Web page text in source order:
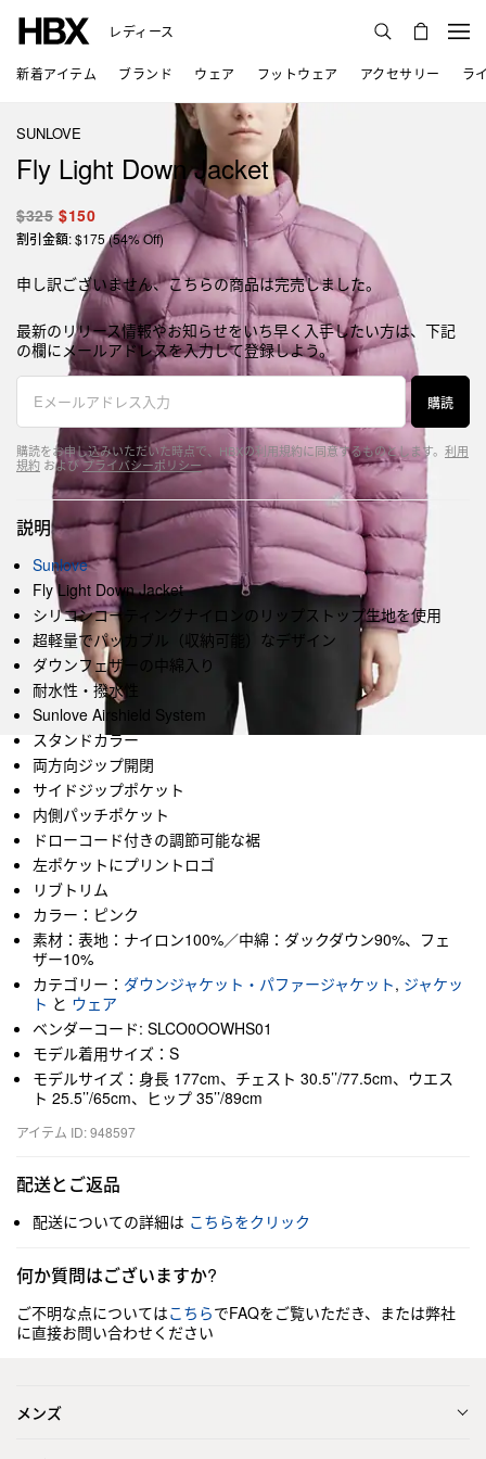
レディース
新着アイテム ブランド ウェア フットウェア アクセサリー ラ
SUNLOVE
Fly Light Down Jacket
$325 $150
割引金額: $175 (54% Off)
申し訳ございません、こちらの商品は完売しました。
最新のリリース情報やお知らせをいち早く入手したい方は、下記
の欄にメールアドレスを入力して登録しよう。
購読
購読をお申し込みいただいた時点で、HBXの利用規約に同意するものとします。 利用
規約 およびプライバシーポリシー
説明
Sunlove
Fly Light Down Jacket
シリコンコーティングナイロンのリップストップ生地を使用
超軽量でパッカブル（収納可能）なデザイン
ダウンフェザーの中綿入り
耐水性・撥水性
Sunlove Airshield System
スタンドカラー
両方向ジップ開閉
サイドジップポケット
内側パッチポケット
ドローコード付きの調節可能な裾
左ポケットにプリントロゴ
リブトリム
カラー：ピンク
素材：表地：ナイロン100%／中綿：ダックダウン90%、フェ
ザー10%
カテゴリー： ダウンジャケット・パファージャケット, ジャケッ
ト と ウェア
ベンダーコード: SLCO0OOWHS01
モデル着用サイズ：S
モデルサイズ：身長 177cm、チェスト 30.5’’/77.5cm、ウエス
ト 25.5’’/65cm、ヒップ 35’’/89cm
アイテム ID: 948597
配送とご返品
配送についての詳細は こちらをクリック
何か質問はございますか?
ご不明な点についてはこちらでFAQをご覧いただき、または弊社
に直接お問い合わせください
メンズ